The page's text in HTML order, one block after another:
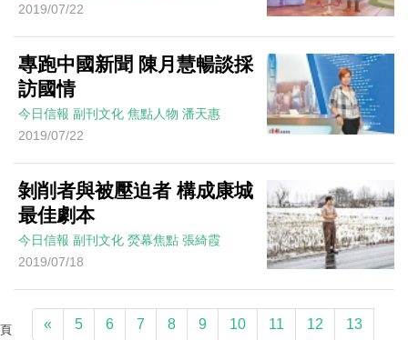
2019/07/22
專跑中國新聞 陳月慧暢談採
訪國情
今日信報 副刊文化 焦點人物 潘天惠
2019/07/22
剝削者與被壓迫者 構成康城
最佳劇本
今日信報 副刊文化 熒幕焦點 張綺霞
2019/07/18
頁 « 5 6 7 8 9 10 11 12 13